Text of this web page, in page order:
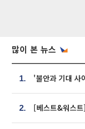
많이 본 뉴스
1.
2.